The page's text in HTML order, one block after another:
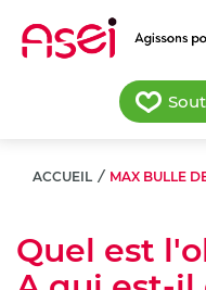
contenu
ACCUEIL / MAX BULLE
Quel est